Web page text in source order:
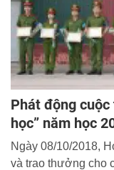
Phát động
học” năm học
Ngày 08/10/2018,
và trao thưởng cho